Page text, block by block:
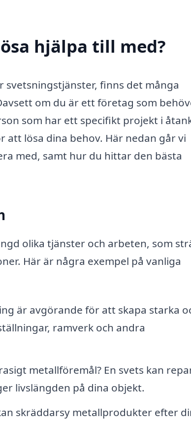
hjälpa till med?
svetsningstjänster, finns det många
om du är ett företag som
som har ett specifikt projekt i
att lösa dina behov. Här nedan går vi
med, samt hur du hittar den bästa
olika tjänster och arbeten, som
Här är några exempel på vanliga
är avgörande för att skapa starka
ramverk och andra
metallföremål? En svets kan
livslängden på dina objekt.
skräddarsy metallprodukter efter